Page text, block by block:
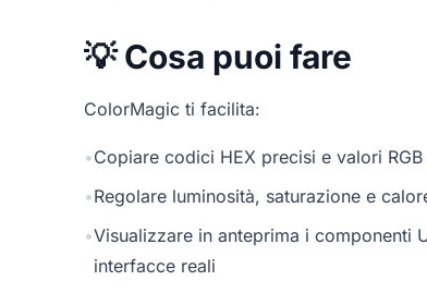
💡 Cosa puoi fare
ColorMagic ti facilita:
•Copiare codici HEX precisi e valori
•Regolare luminosità, saturazione e
•Visualizzare in anteprima i componenti
interfacce reali